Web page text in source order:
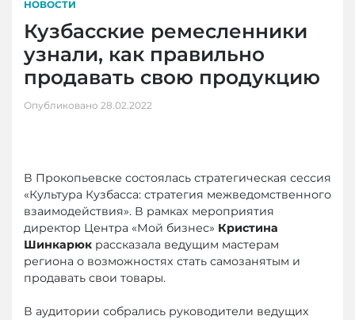
НОВОСТИ
Кузбасские ремесленники
узнали, как правильно
продавать свою продукцию
Опубликовано 28.02.2022
В Прокопьевске состоялась стратегическая сессия
«Культура Кузбасса: стратегия межведомственного
взаимодействия». В рамках мероприятия
директор Центра «Мой бизнес» Кристина
Шинкарюк рассказала ведущим мастерам
региона о возможностях стать самозанятым и
продавать свои товары.
В аудитории собрались руководители ведущих